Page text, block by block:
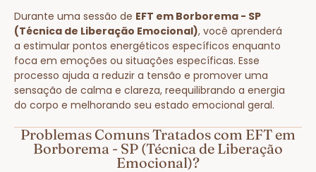
Durante uma sessão de EFT em Borborema - SP
(Técnica de Liberação Emocional), você aprenderá
a estimular pontos energéticos específicos enquanto
foca em emoções ou situações específicas. Esse
processo ajuda a reduzir a tensão e promover uma
sensação de calma e clareza, reequilibrando a energia
do corpo e melhorando seu estado emocional geral.
Problemas Comuns Tratados com EFT em
Borborema - SP (Técnica de Liberação
Emocional)?